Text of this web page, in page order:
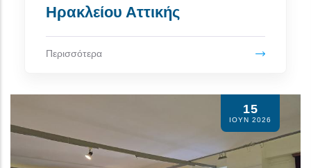
Ηρακλείου Αττικής
Περισσότερα
15
ΙΟΥΝ 2026